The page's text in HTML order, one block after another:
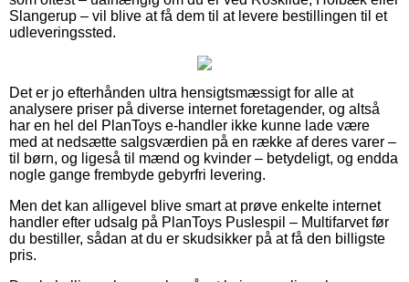
Slangerup – vil blive at få dem til at levere bestillingen til et
udleveringssted.
Det er jo efterhånden ultra hensigtsmæssigt for alle at
analysere priser på diverse internet foretagender, og altså
har en hel del PlanToys e-handler ikke kunne lade være
med at nedsætte salgsværdien på en række af deres varer –
til børn, og ligeså til mænd og kvinder – betydeligt, og endda
nogle gange frembyde gebyrfri levering.
Men det kan alligevel blive smart at prøve enkelte internet
handler efter udsalg på PlanToys Puslespil – Multifarvet før
du bestiller, sådan at du er skudsikker på at få den billigste
pris.